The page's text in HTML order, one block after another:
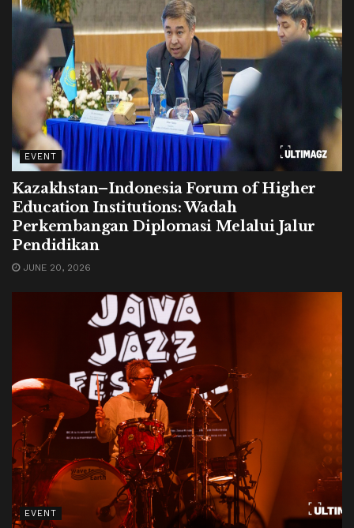
EVENT
Kazakhstan–Indonesia Forum of Higher
Education Institutions: Wadah
Perkembangan Diplomasi Melalui Jalur
Pendidikan
JUNE 20, 2026
EVENT